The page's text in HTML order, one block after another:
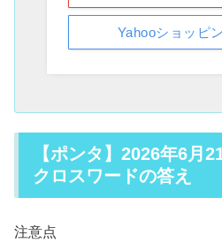
Yahooショッピ
【ポンタ】2026年6
クロスワードの答え
注意点